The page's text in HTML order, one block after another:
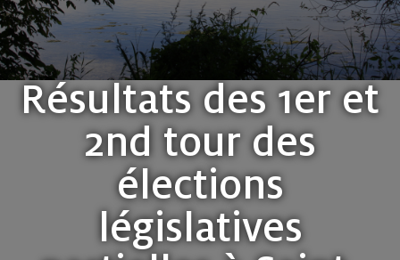
Résultats des 1er et
2nd tour des
élections
législatives